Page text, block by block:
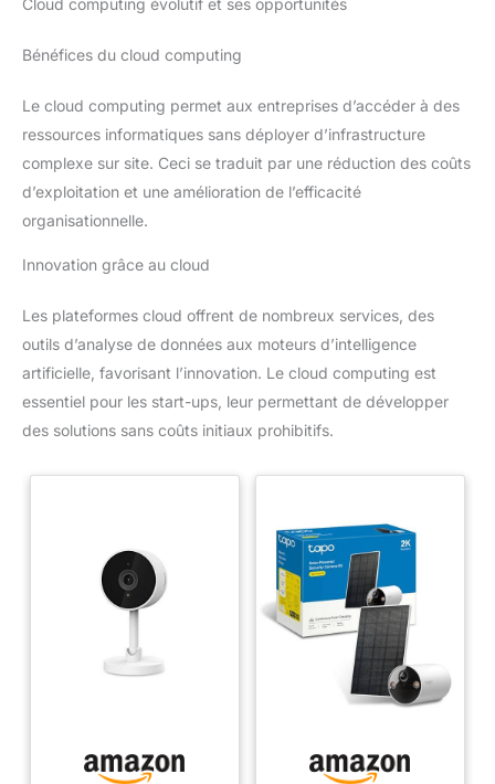
Cloud computing évolutif et ses opportunités
Bénéfices du cloud computing
Le cloud computing permet aux entreprises d’accéder à des
ressources informatiques sans déployer d’infrastructure
complexe sur site. Ceci se traduit par une réduction des coûts
d’exploitation et une amélioration de l’efficacité
organisationnelle.
Innovation grâce au cloud
Les plateformes cloud offrent de nombreux services, des
outils d’analyse de données aux moteurs d’intelligence
artificielle, favorisant l’innovation. Le cloud computing est
essentiel pour les start-ups, leur permettant de développer
des solutions sans coûts initiaux prohibitifs.